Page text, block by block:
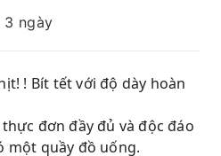
ngày
! Bít tết với độ dày hoàn
đơn đầy đủ và độc đáo
một quầy đồ uống.